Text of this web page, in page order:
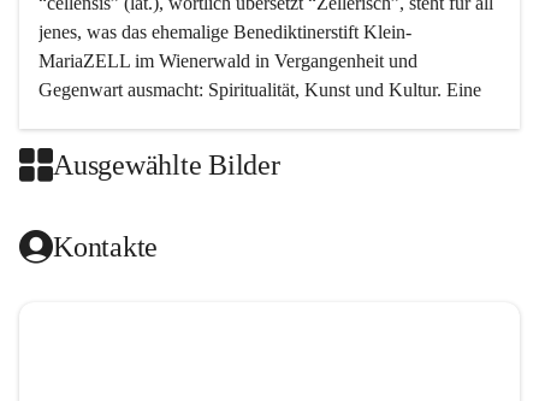
jenes, was das ehemalige Benediktinerstift Klein-
MariaZELL im Wienerwald in Vergangenheit und
Gegenwart ausmacht: Spiritualität, Kunst und Kultur. Eine
Kirchenmusik, dem kunstvollen Lob Gottes.
Das kirchenmusikalische Festival Cellensis wird seit dem
Ausgewählte Bilder
Kontakte